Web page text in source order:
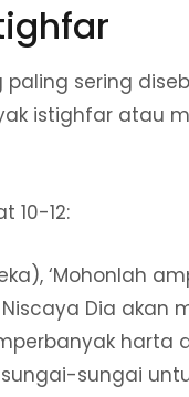
sering
istighfar atau
10-12:
‘Mohonlah
Dia akan
harta
sungai